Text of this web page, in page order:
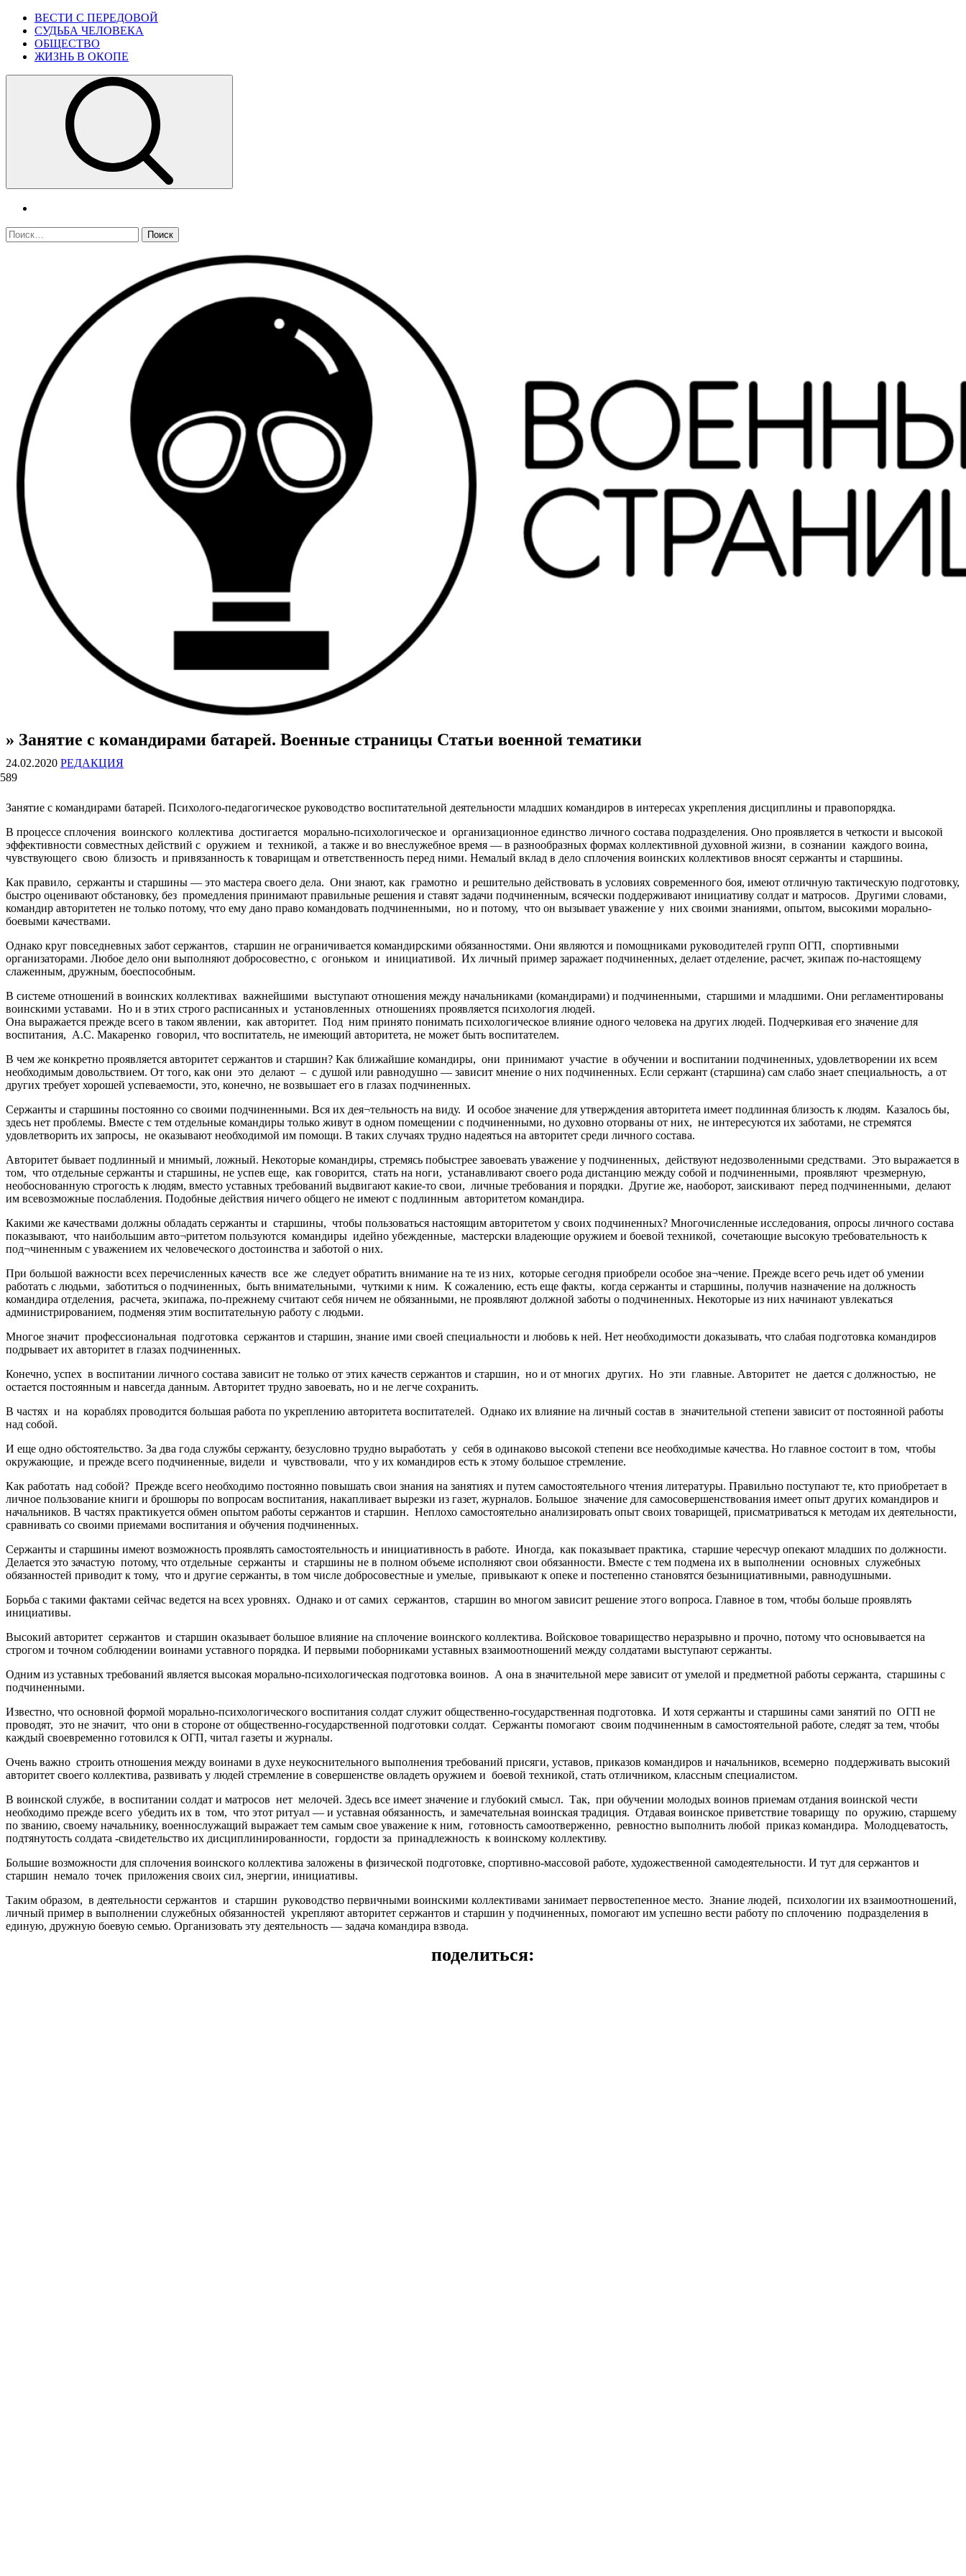
Skip
content
Primary
Menu
ВЕСТИ С ПЕРЕДОВОЙ
СУДЬБА ЧЕЛОВЕКА
ОБЩЕСТВО
ЖИЗНЬ В ОКОПЕ
Найти:
ВОЕННЫЕ СТРАНИЦЫ
СТАТЬИ ВОЕННОЙ ТЕМАТИКИ
» Занятие с командирами батарей. Военные страницы Статьи военной тематики
24.02.2020 РЕДАКЦИЯ
589
Занятие с командирами батарей. Психолого-педагогическое руководство воспитательной деятельности младших командиров в интересах укрепления дисциплины и правопорядка.
В процессе сплочения воинского коллектива достигается морально-психологическое и организационное единство личного состава подразделения. Оно проявляется в четкости и высокой
эффективности совместных действий с оружием и техникой, а также и во внеслужебное время — в разнообразных формах коллективной духовной жизни, в сознании каждого воина,
чувствующего свою близость и привязанность к товарищам и ответственность перед ними. Немалый вклад в дело сплочения воинских коллективов вносят сержанты и старшины.
Как правило, сержанты и старшины — это мастера своего дела. Они знают, как грамотно и решительно действовать в условиях современного боя, имеют отличную тактическую подготовку,
быстро оценивают обстановку, без промедления принимают правильные решения и ставят задачи подчиненным, всячески поддерживают инициативу солдат и матросов. Другими словами,
командир авторитетен не только потому, что ему дано право командовать подчиненными, но и потому, что он вызывает уважение у них своими знаниями, опытом, высокими морально-
боевыми качествами.
Однако круг повседневных забот сержантов, старшин не ограничивается командирскими обязанностями. Они являются и помощниками руководителей групп ОГП, спортивными
организаторами. Любое дело они выполняют добросовестно, с огоньком и инициативой. Их личный пример заражает подчиненных, делает отделение, расчет, экипаж по-настоящему
слаженным, дружным, боеспособным.
В системе отношений в воинских коллективах важнейшими выступают отношения между начальниками (командирами) и подчиненными, старшими и младшими. Они регламентированы
воинскими уставами. Но и в этих строго расписанных и установленных отношениях проявляется психология людей.
Она выражается прежде всего в таком явлении, как авторитет. Под ним принято понимать психологическое влияние одного человека на других людей. Подчеркивая его значение для
воспитания, А.С. Макаренко говорил, что воспитатель, не имеющий авторитета, не может быть воспитателем.
В чем же конкретно проявляется авторитет сержантов и старшин? Как ближайшие командиры, они принимают участие в обучении и воспитании подчиненных, удовлетворении их всем
необходимым довольствием. От того, как они это делают – с душой или равнодушно — зависит мнение о них подчиненных. Если сержант (старшина) сам слабо знает специальность, а от
других требует хорошей успеваемости, это, конечно, не возвышает его в глазах подчиненных.
Сержанты и старшины постоянно со своими подчиненными. Вся их дея¬тельность на виду. И особое значение для утверждения авторитета имеет подлинная близость к людям. Казалось бы,
здесь нет проблемы. Вместе с тем отдельные командиры только живут в одном помещении с подчиненными, но духовно оторваны от них, не интересуются их заботами, не стремятся
удовлетворить их запросы, не оказывают необходимой им помощи. В таких случаях трудно надеяться на авторитет среди личного состава.
Авторитет бывает подлинный и мнимый, ложный. Некоторые командиры, стремясь побыстрее завоевать уважение у подчиненных, действуют недозволенными средствами. Это выражается в
том, что отдельные сержанты и старшины, не успев еще, как говорится, стать на ноги, устанавливают своего рода дистанцию между собой и подчиненными, проявляют чрезмерную,
необоснованную строгость к людям, вместо уставных требований выдвигают какие-то свои, личные требования и порядки. Другие же, наоборот, заискивают перед подчиненными, делают
им всевозможные послабления. Подобные действия ничего общего не имеют с подлинным авторитетом командира.
Какими же качествами должны обладать сержанты и старшины, чтобы пользоваться настоящим авторитетом у своих подчиненных? Многочисленные исследования, опросы личного состава
показывают, что наибольшим авто¬ритетом пользуются командиры идейно убежденные, мастерски владеющие оружием и боевой техникой, сочетающие высокую требовательность к
под¬чиненным с уважением их человеческого достоинства и заботой о них.
При большой важности всех перечисленных качеств все же следует обратить внимание на те из них, которые сегодня приобрели особое зна¬чение. Прежде всего речь идет об умении
работать с людьми, заботиться о подчиненных, быть внимательными, чуткими к ним. К сожалению, есть еще факты, когда сержанты и старшины, получив назначение на должность
командира отделения, расчета, экипажа, по-прежнему считают себя ничем не обязанными, не проявляют должной заботы о подчиненных. Некоторые из них начинают увлекаться
администрированием, подменяя этим воспитательную работу с людьми.
Многое значит профессиональная подготовка сержантов и старшин, знание ими своей специальности и любовь к ней. Нет необходимости доказывать, что слабая подготовка командиров
подрывает их авторитет в глазах подчиненных.
Конечно, успех в воспитании личного состава зависит не только от этих качеств сержантов и старшин, но и от многих других. Но эти главные. Авторитет не дается с должностью, не
остается постоянным и навсегда данным. Авторитет трудно завоевать, но и не легче сохранить.
В частях и на кораблях проводится большая работа по укреплению авторитета воспитателей. Однако их влияние на личный состав в значительной степени зависит от постоянной работы
над собой.
И еще одно обстоятельство. За два года службы сержанту, безусловно трудно выработать у себя в одинаково высокой степени все необходимые качества. Но главное состоит в том, чтобы
окружающие, и прежде всего подчиненные, видели и чувствовали, что у их командиров есть к этому большое стремление.
Как работать над собой? Прежде всего необходимо постоянно повышать свои знания на занятиях и путем самостоятельного чтения литературы. Правильно поступают те, кто приобретает в
личное пользование книги и брошюры по вопросам воспитания, накапливает вырезки из газет, журналов. Большое значение для самосовершенствования имеет опыт других командиров и
начальников. В частях практикуется обмен опытом работы сержантов и старшин. Неплохо самостоятельно анализировать опыт своих товарищей, присматриваться к методам их деятельности,
сравнивать со своими приемами воспитания и обучения подчиненных.
Сержанты и старшины имеют возможность проявлять самостоятельность и инициативность в работе. Иногда, как показывает практика, старшие чересчур опекают младших по должности.
Делается это зачастую потому, что отдельные сержанты и старшины не в полном объеме исполняют свои обязанности. Вместе с тем подмена их в выполнении основных служебных
обязанностей приводит к тому, что и другие сержанты, в том числе добросовестные и умелые, привыкают к опеке и постепенно становятся безынициативными, равнодушными.
Борьба с такими фактами сейчас ведется на всех уровнях. Однако и от самих сержантов, старшин во многом зависит решение этого вопроса. Главное в том, чтобы больше проявлять
инициативы.
Высокий авторитет сержантов и старшин оказывает большое влияние на сплочение воинского коллектива. Войсковое товарищество неразрывно и прочно, потому что основывается на
строгом и точном соблюдении воинами уставного порядка. И первыми поборниками уставных взаимоотношений между солдатами выступают сержанты.
Одним из уставных требований является высокая морально-психологическая подготовка воинов. А она в значительной мере зависит от умелой и предметной работы сержанта, старшины с
подчиненными.
Известно, что основной формой морально-психологического воспитания солдат служит общественно-государственная подготовка. И хотя сержанты и старшины сами занятий по ОГП не
проводят, это не значит, что они в стороне от общественно-государственной подготовки солдат. Сержанты помогают своим подчиненным в самостоятельной работе, следят за тем, чтобы
каждый своевременно готовился к ОГП, читал газеты и журналы.
Очень важно строить отношения между воинами в духе неукоснительного выполнения требований присяги, уставов, приказов командиров и начальников, всемерно поддерживать высокий
авторитет своего коллектива, развивать у людей стремление в совершенстве овладеть оружием и боевой техникой, стать отличником, классным специалистом.
В воинской службе, в воспитании солдат и матросов нет мелочей. Здесь все имеет значение и глубокий смысл. Так, при обучении молодых воинов приемам отдания воинской чести
необходимо прежде всего убедить их в том, что этот ритуал — и уставная обязанность, и замечательная воинская традиция. Отдавая воинское приветствие товарищу по оружию, старшему
по званию, своему начальнику, военнослужащий выражает тем самым свое уважение к ним, готовность самоотверженно, ревностно выполнить любой приказ командира. Молодцеватость,
подтянутость солдата -свидетельство их дисциплинированности, гордости за принадлежность к воинскому коллективу.
Большие возможности для сплочения воинского коллектива заложены в физической подготовке, спортивно-массовой работе, художественной самодеятельности. И тут для сержантов и
старшин немало точек приложения своих сил, энергии, инициативы.
Таким образом, в деятельности сержантов и старшин руководство первичными воинскими коллективами занимает первостепенное место. Знание людей, психологии их взаимоотношений,
личный пример в выполнении служебных обязанностей укрепляют авторитет сержантов и старшин у подчиненных, помогают им успешно вести работу по сплочению подразделения в
единую, дружную боевую семью. Организовать эту деятельность — задача командира взвода.
поделиться: